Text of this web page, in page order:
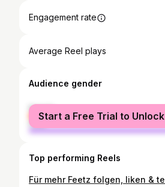
Engagement rate
Average Reel plays
Audience gender
female
male
Start a Free Trial to Unlock
Top performing Reels